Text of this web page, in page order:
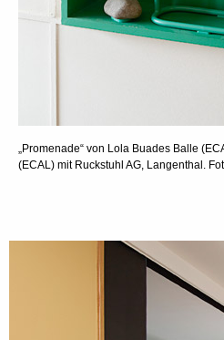
„Promenade“ von Lola Buades Balle
(ECAL) mit Ruckstuhl AG, Langenthal.